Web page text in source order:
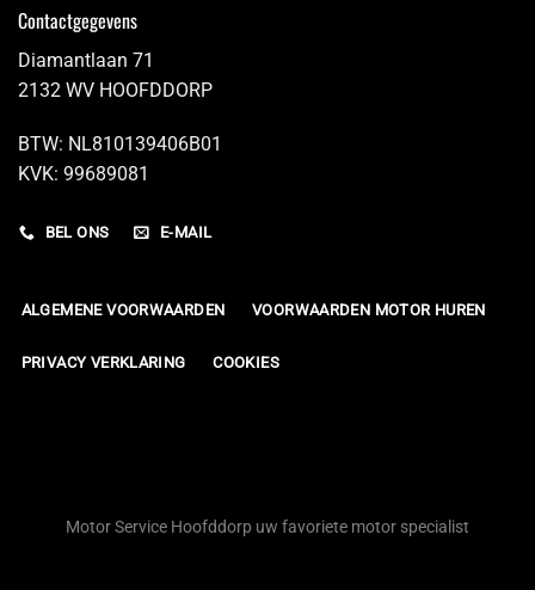
Contactgegevens
Diamantlaan 71
2132 WV HOOFDDORP
BTW: NL810139406B01
KVK: 99689081
BEL ONS E-MAIL
ALGEMENE VOORWAARDEN VOORWAARDEN MOTOR HUREN
PRIVACY VERKLARING COOKIES
Motor Service Hoofddorp uw favoriete motor specialist